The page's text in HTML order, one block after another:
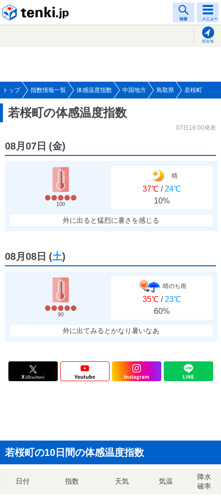
検索 メニュー
現在地
トップ 指数情報一覧 体感温度指数 中国地方 鳥取県 若桜町
若桜町の体感温度指数
07日16:00発表
08月07日 (金)
100
晴
37℃ / 24℃
10%
外に出ると猛烈に暑さを感じる
08月08日 (土)
90
晴のち雨
35℃ / 23℃
60%
外に出てみるとかなり暑いなあ
若桜町の10日間の体感温度指数
日付 指数 天気 気温
降水
確率